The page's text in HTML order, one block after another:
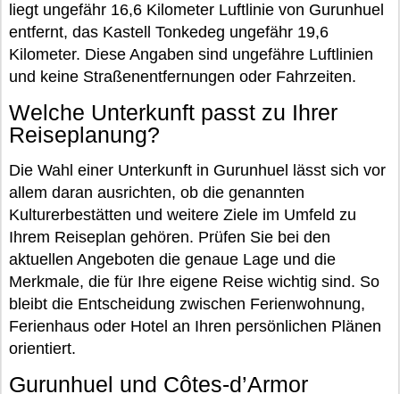
liegt ungefähr 16,6 Kilometer Luftlinie von Gurunhuel
entfernt, das Kastell Tonkedeg ungefähr 19,6
Kilometer. Diese Angaben sind ungefähre Luftlinien
und keine Straßenentfernungen oder Fahrzeiten.
Welche Unterkunft passt zu Ihrer
Reiseplanung?
Die Wahl einer Unterkunft in Gurunhuel lässt sich vor
allem daran ausrichten, ob die genannten
Kulturerbestätten und weitere Ziele im Umfeld zu
Ihrem Reiseplan gehören. Prüfen Sie bei den
aktuellen Angeboten die genaue Lage und die
Merkmale, die für Ihre eigene Reise wichtig sind. So
bleibt die Entscheidung zwischen Ferienwohnung,
Ferienhaus oder Hotel an Ihren persönlichen Plänen
orientiert.
Gurunhuel und Côtes-d’Armor